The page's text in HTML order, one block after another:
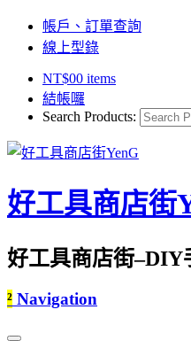
帳戶、訂單查詢
線上型錄
NT$00 items
結帳囉
Search Products:
好工具商店街
好工具商店街–DIY
² Navigation